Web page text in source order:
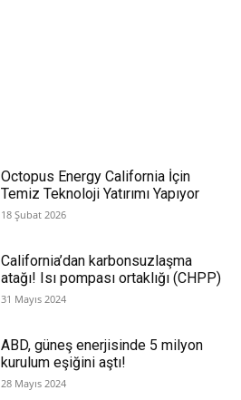
Octopus Energy California İçin
Temiz Teknoloji Yatırımı Yapıyor
18 Şubat 2026
California’dan karbonsuzlaşma
atağı! Isı pompası ortaklığı (CHPP)
31 Mayıs 2024
ABD, güneş enerjisinde 5 milyon
kurulum eşiğini aştı!
28 Mayıs 2024